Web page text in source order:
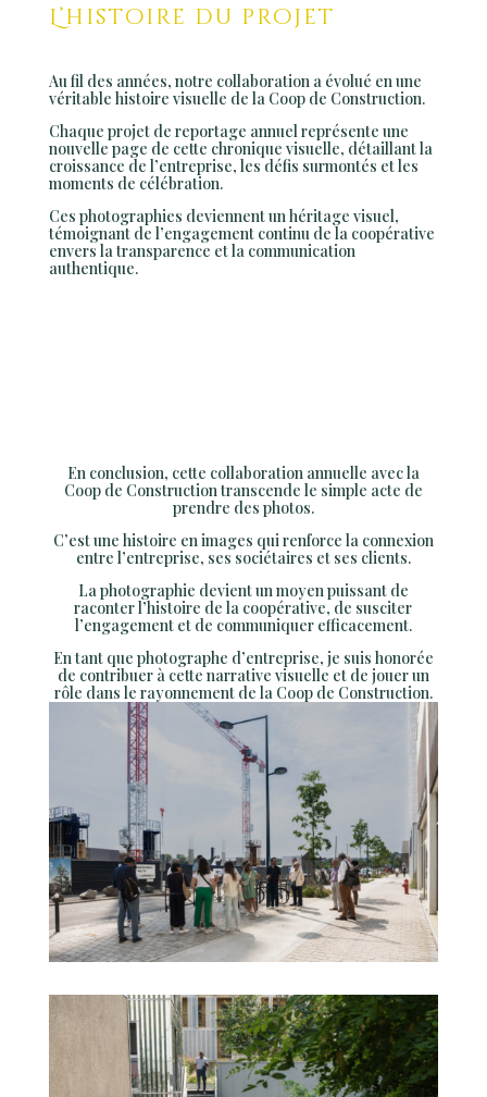
L’histoire du projet
Au fil des années, notre collaboration a évolué en une
véritable histoire visuelle de la Coop de Construction.
Chaque projet de reportage annuel représente une
nouvelle page de cette chronique visuelle, détaillant la
croissance de l’entreprise, les défis surmontés et les
moments de célébration.
Ces photographies deviennent un héritage visuel,
témoignant de l’engagement continu de la coopérative
envers la transparence et la communication
authentique.
En conclusion, cette collaboration annuelle avec la
Coop de Construction transcende le simple acte de
prendre des photos.
C’est une histoire en images qui renforce la connexion
entre l’entreprise, ses sociétaires et ses clients.
La photographie devient un moyen puissant de
raconter l’histoire de la coopérative, de susciter
l’engagement et de communiquer efficacement.
En tant que photographe d’entreprise, je suis honorée
de contribuer à cette narrative visuelle et de jouer un
rôle dans le rayonnement de la Coop de Construction.